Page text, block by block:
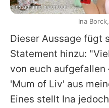
Dieser Aussage fügt
Statement hinzu:
von euch aufgefallen
'Mum of Liv' aus
Eines stellt Ina
Instagram / inaontour
Ina